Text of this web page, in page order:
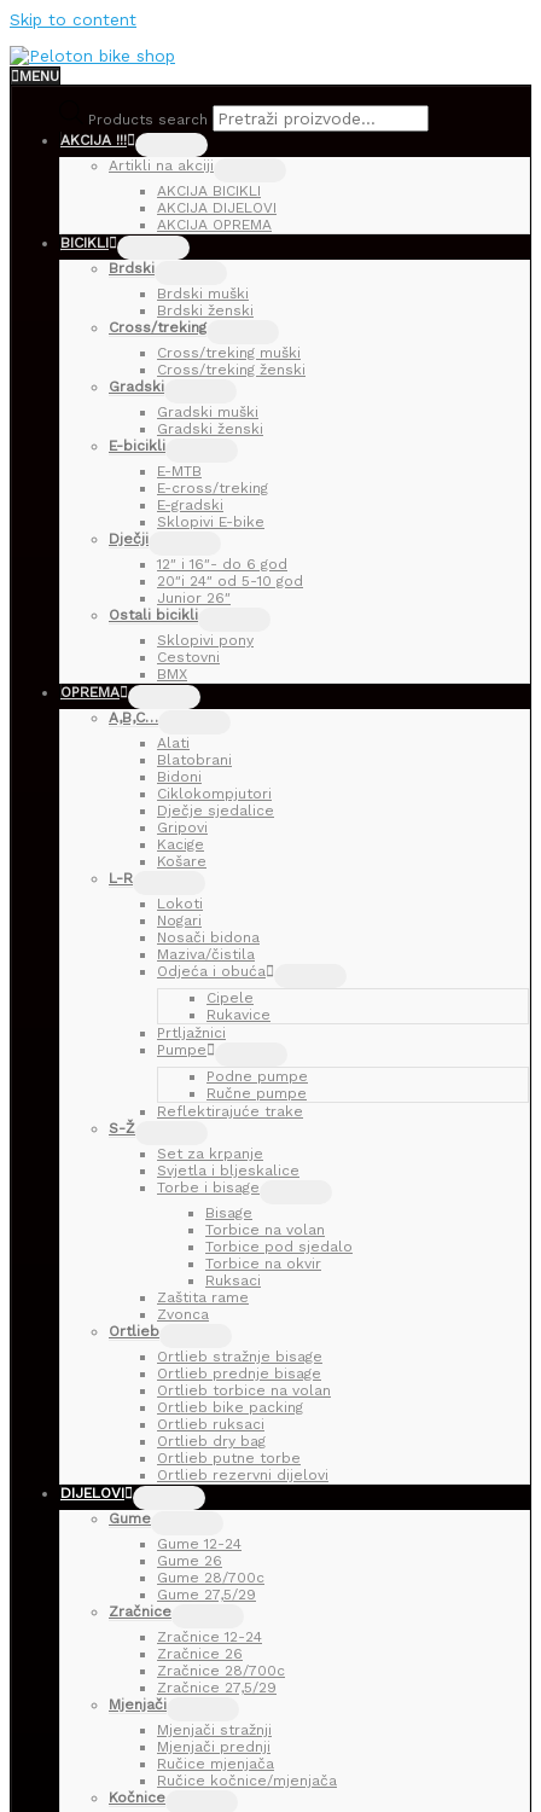
Skip to content
MENU
Products search
AKCIJA !!!
Artikli na akciji
AKCIJA BICIKLI
AKCIJA DIJELOVI
AKCIJA OPREMA
BICIKLI
Brdski
Brdski muški
Brdski ženski
Cross/treking
Cross/treking muški
Cross/treking ženski
Gradski
Gradski muški
Gradski ženski
E-bicikli
E-MTB
E-cross/treking
E-gradski
Sklopivi E-bike
Dječji
12″ i 16″- do 6 god
20″i 24″ od 5-10 god
Junior 26″
Ostali bicikli
Sklopivi pony
Cestovni
BMX
OPREMA
A,B,C…
Alati
Blatobrani
Bidoni
Ciklokompjutori
Dječje sjedalice
Gripovi
Kacige
Košare
L-R
Lokoti
Nogari
Nosači bidona
Maziva/čistila
Odjeća i obuća
Cipele
Rukavice
Prtljažnici
Pumpe
Podne pumpe
Ručne pumpe
Reflektirajuće trake
S-Ž
Set za krpanje
Svjetla i bljeskalice
Torbe i bisage
Bisage
Torbice na volan
Torbice pod sjedalo
Torbice na okvir
Ruksaci
Zaštita rame
Zvonca
Ortlieb
Ortlieb stražnje bisage
Ortlieb prednje bisage
Ortlieb torbice na volan
Ortlieb bike packing
Ortlieb ruksaci
Ortlieb dry bag
Ortlieb putne torbe
Ortlieb rezervni dijelovi
DIJELOVI
Gume
Gume 12-24
Gume 26
Gume 28/700c
Gume 27,5/29
Zračnice
Zračnice 12-24
Zračnice 26
Zračnice 28/700c
Zračnice 27,5/29
Mjenjači
Mjenjači stražnji
Mjenjači prednji
Ručice mjenjača
Ručice kočnice/mjenjača
Kočnice